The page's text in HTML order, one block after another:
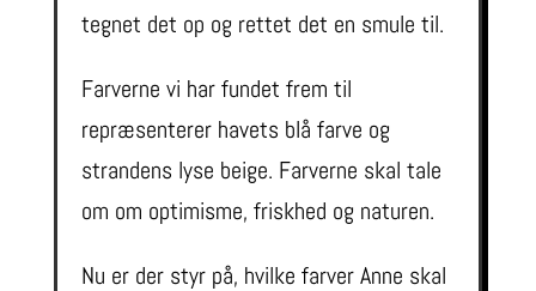
tegnet det op og rettet det en smule til.
Farverne vi har fundet frem til
repræsenterer havets blå farve og
strandens lyse beige. Farverne skal tale
om om optimisme, friskhed og naturen.
Nu er der styr på, hvilke farver Anne skal